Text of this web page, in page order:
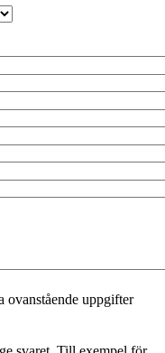
ovanstående uppgifter